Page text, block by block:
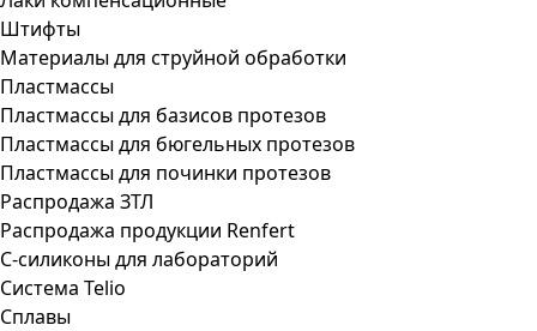
Штифты
Материалы для струйной обработки
Пластмассы
Пластмассы для базисов протезов
Пластмассы для бюгельных протезов
Пластмассы для починки протезов
Распродажа ЗТЛ
Распродажа продукции Renfert
С-силиконы для лабораторий
Система Telio
Сплавы